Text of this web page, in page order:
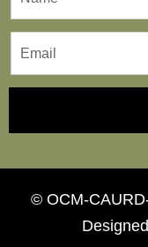
© OCM-